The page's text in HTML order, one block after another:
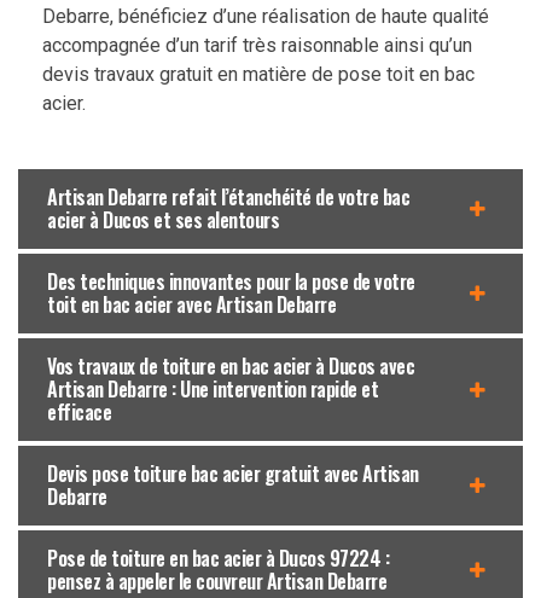
Debarre, bénéficiez d’une réalisation de haute qualité
accompagnée d’un tarif très raisonnable ainsi qu’un
devis travaux gratuit en matière de pose toit en bac
acier.
Artisan Debarre refait l’étanchéité de votre bac
acier à Ducos et ses alentours
Des techniques innovantes pour la pose de votre
toit en bac acier avec Artisan Debarre
Vos travaux de toiture en bac acier à Ducos avec
Artisan Debarre : Une intervention rapide et
efficace
Devis pose toiture bac acier gratuit avec Artisan
Debarre
Pose de toiture en bac acier à Ducos 97224 :
pensez à appeler le couvreur Artisan Debarre